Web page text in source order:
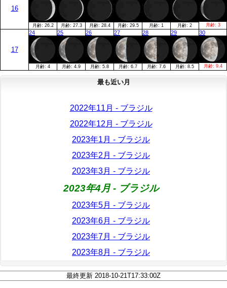
16
月齢: 26.2 月齢: 27.3 月齢: 28.4 月齢: 29.5 月齢: 1 月齢: 2 月齢: 3
17
24
月齢: 4
25
月齢: 4.9
26
月齢: 5.8
27
月齢: 6.7
28
月齢: 7.6
29
月齢: 8.5
30
月齢: 9.4
最も近い月
2022年11月 - ブラジル
2022年12月 - ブラジル
2023年1月 - ブラジル
2023年2月 - ブラジル
2023年3月 - ブラジル
2023年4月 - ブラジル
2023年5月 - ブラジル
2023年6月 - ブラジル
2023年7月 - ブラジル
2023年8月 - ブラジル
最終更新 2018-10-21T17:33:00Z